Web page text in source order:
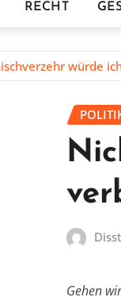
RECHT
würde
Gehen